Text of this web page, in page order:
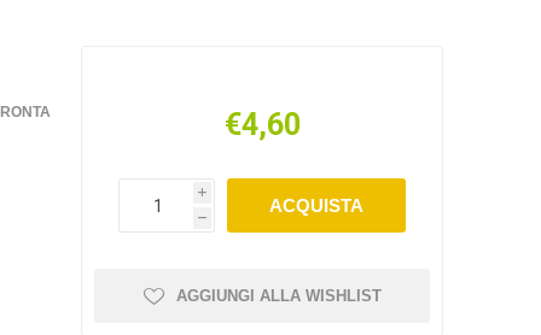
€4,60
i
h
ACQUISTA
AGGIUNGI ALLA WISHLIST